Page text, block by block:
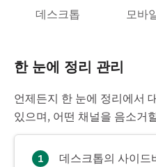
데스크톱 모바
한 눈에 정리 관리
언제든지 한 눈에 정리에서
있으며, 어떤 채널을 음소거
데스크톱의 사이드